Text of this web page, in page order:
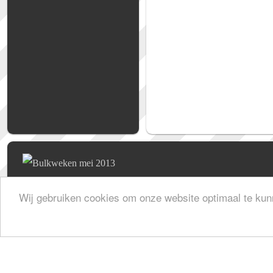
Wij gebruiken cookies om onze website optimaal te